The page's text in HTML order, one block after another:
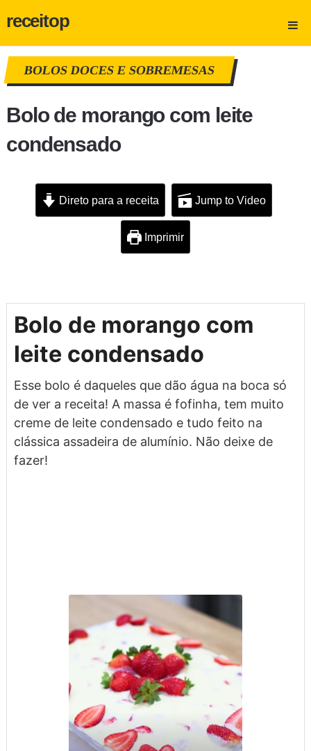
receitop
BOLOS DOCES E SOBREMESAS
Bolo de morango com leite
condensado
Direto para a receita Jump to Video
Imprimir
Bolo de morango com
leite condensado
Esse bolo é daqueles que dão água na boca só
de ver a receita! A massa é fofinha, tem muito
creme de leite condensado e tudo feito na
clássica assadeira de alumínio. Não deixe de
fazer!